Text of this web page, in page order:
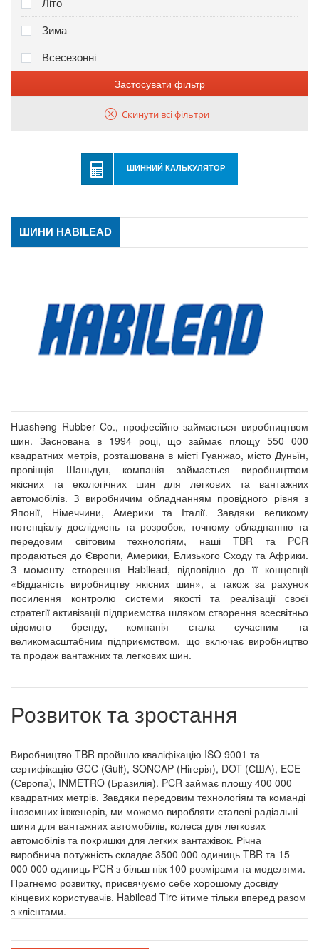
Літо
Зима
Всесезонні
Застосувати фільтр
Скинути всі фільтри
ШИННИЙ КАЛЬКУЛЯТОР
ШИНИ HABILEAD
Huasheng Rubber Co., професійно займається виробництвом
шин. Заснована в 1994 році, що займає площу 550 000
квадратних метрів, розташована в місті Гуанжао, місто Дуньїн,
провінція Шаньдун, компанія займається виробництвом
якісних та екологічних шин для легкових та вантажних
автомобілів. З виробничим обладнанням провідного рівня з
Японії, Німеччини, Америки та Італії. Завдяки великому
потенціалу досліджень та розробок, точному обладнанню та
передовим світовим технологіям, наші TBR та PCR
продаються до Європи, Америки, Близького Сходу та Африки.
З моменту створення Habilead, відповідно до її концепції
«Відданість виробництву якісних шин», а також за рахунок
посилення контролю системи якості та реалізації своєї
стратегії активізації підприємства шляхом створення всесвітньо
відомого бренду, компанія стала сучасним та
великомасштабним підприємством, що включає виробництво
та продаж вантажних та легкових шин.
Розвиток та зростання
Виробництво TBR пройшло кваліфікацію ISO 9001 та
сертифікацію GCC (Gulf), SONCAP (Нігерія), DOT (США), ECE
(Європа), INMETRO (Бразилія). PCR займає площу 400 000
квадратних метрів. Завдяки передовим технологіям та команді
іноземних інженерів, ми можемо виробляти сталеві радіальні
шини для вантажних автомобілів, колеса для легкових
автомобілів та покришки для легких вантажівок. Річна
виробнича потужність складає 3500 000 одиниць TBR та 15
000 000 одиниць PCR з більш ніж 100 розмірами та моделями.
Прагнемо розвитку, присвячуємо себе хорошому досвіду
кінцевих користувачів. Habilead Tire йтиме тільки вперед разом
з клієнтами.